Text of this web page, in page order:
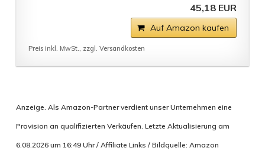
45,18 EUR
Auf Amazon kaufen
Preis inkl. MwSt., zzgl. Versandkosten
Anzeige. Als Amazon-Partner verdient unser Unternehmen eine
Provision an qualifizierten Verkäufen. Letzte Aktualisierung am
6.08.2026 um 16:49 Uhr / Affiliate Links / Bildquelle: Amazon